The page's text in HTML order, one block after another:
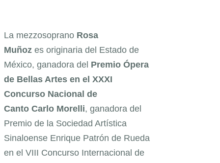
La mezzosoprano Rosa
Muñoz es originaria del Estado de
México, ganadora del Premio Ópera
de Bellas Artes en el XXXI
Concurso Nacional de
Canto Carlo Morelli, ganadora del
Premio de la Sociedad Artística
Sinaloense Enrique Patrón de Rueda
en el VIII Concurso Internacional de